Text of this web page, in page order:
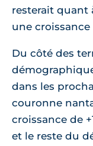
resterait quant
une
Du côté des
dans les
couronne
croissance de
et le reste du